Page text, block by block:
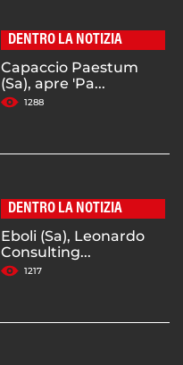
DENTRO LA NOTIZIA
Capaccio Paestum
(Sa), apre 'Pa...
1288
DENTRO LA NOTIZIA
Eboli (Sa), Leonardo
Consulting...
1217